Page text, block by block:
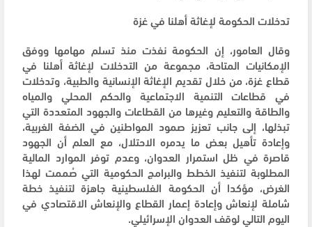
تدخلات الحكومة لإغاثة أهلنا في غزة
وقال العامور، إن الحكومة نفذت منذ تسلم مهامها ووفق
الإمكانيات المتاحة، مجموعة من التدخلات لإغاثة أهلنا في
قطاع غزة، من خلال تقديم الإغاثة الإنسانية والطبية، وتدخلات
في قطاعات التنمية الاجتماعية والحكم المحلي والمياه
والطاقة والتعليم وغيرها من القطاعات والجهود المتعددة التي
تبذلها، إلى جانب تعزيز صمود المواطنين في الضفة الغربية،
وإعادة تأهيل بعض ما يدمره الاحتلال، مع العلم أن الجهود
قاصرة في ظل استمرار العدوان، وعدم توفر الموارد المالية
المطلوبة لتنفيذ الخطط والبرامج الحكومية التي صُممت لهذا
الغرض، مؤكدا أن الحكومة الفلسطينية جاهزة لتنفيذ خطة
شاملة لإنعاش وإعادة إعمار القطاع والإنعاش الاقتصادي في
اليوم التالي لوقف العدوان الإسرائيلي.